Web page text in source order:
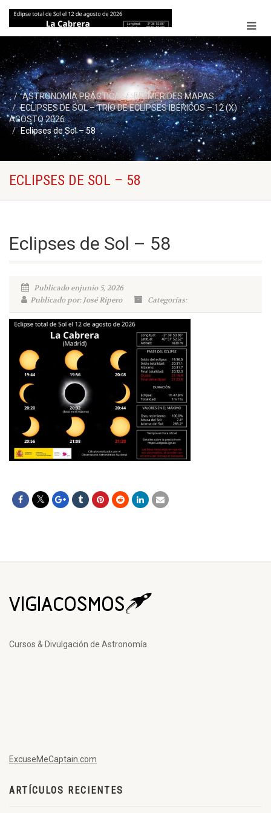
ASTRONOMÍA PRÁCTICA
EFEMERIDES MAPAS
ECLIPSES DE SOL – TRÍO DE ECLIPSES IBÉRICOS – 12 (X)
AGOSTO 2026
Eclipses de Sol – 58
ECLIPSES DE SOL – 58
Eclipses de Sol – 58
Publicado enjunio 5, 2026
Publicado por: José Ripero
Categorías:
Cursos & Divulgación de Astronomía
ExcuseMeCaptain.com
ARTÍCULOS RECIENTES